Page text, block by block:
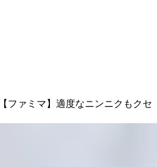
ファミマ】適度なニンニクもクセ